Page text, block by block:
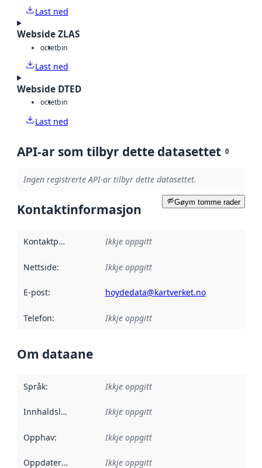
Last ned
Webside ZLAS
octetbin
Last ned
Webside DTED
octetbin
Last ned
API-ar som tilbyr dette datasettet 0
Ingen registrerte API-ar tilbyr dette datasettet.
Gøym tomme rader
Kontaktinformasjon
Kontaktpunkt Ikkje oppgitt
Nettside: Ikkje oppgitt
E-post: hoydedata@kartverket.no
Telefon: Ikkje oppgitt
Om dataane
Språk: Ikkje oppgitt
Innhaldsleverandørar :
Ikkje oppgitt
Opphav: Ikkje oppgitt
Oppdateringsfrekvens :
Ikkje oppgitt